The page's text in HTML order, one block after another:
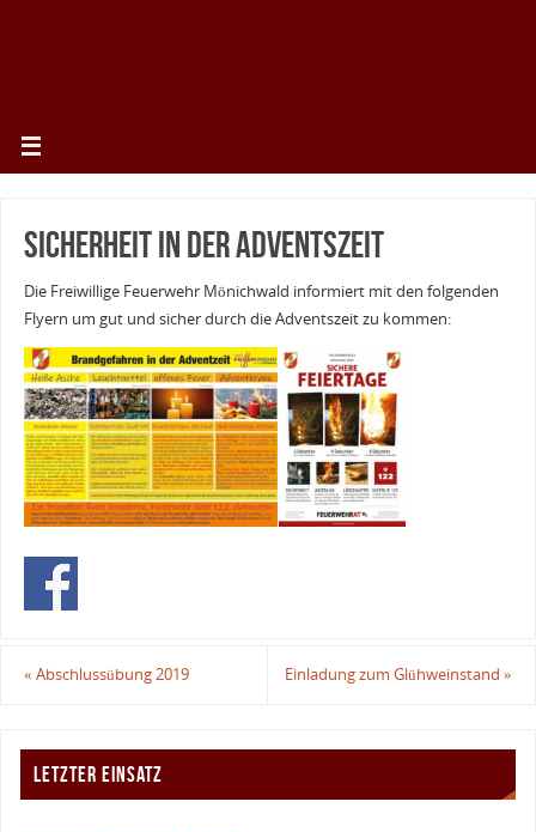
Sicherheit in der Adventszeit
Die Freiwillige Feuerwehr Mönichwald informiert mit den folgenden
Flyern um gut und sicher durch die Adventszeit zu kommen:
« Abschlussübung 2019 Einladung zum Glühweinstand»
LETZTER EINSATZ